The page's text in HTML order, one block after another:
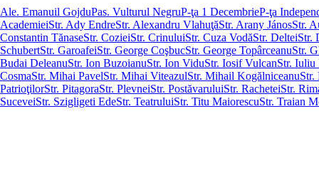
Ale. Emanuil GojduPas. Vulturul NegruP-ţa 1 DecembrieP-ţa
AcademieiStr. Ady EndreStr. Alexandru VlahuţăStr. Arany JánosStr.
Constantin TănaseStr. CozieiStr. CrinuluiStr. Cuza VodăStr. DelteiStr.
SchubertStr. GaroafeiStr. George CoşbucStr. George TopârceanuStr.
Budai DeleanuStr. Ion BuzoianuStr. Ion ViduStr. Iosif VulcanStr. Iuliu
CosmaStr. Mihai PavelStr. Mihai ViteazulStr. Mihail KogălniceanuStr.
PatrioţilorStr. PitagoraStr. PlevneiStr. PostăvaruluiStr. RacheteiStr.
SuceveiStr. Szigligeti EdeStr. TeatruluiStr. Titu MaiorescuStr. Traian